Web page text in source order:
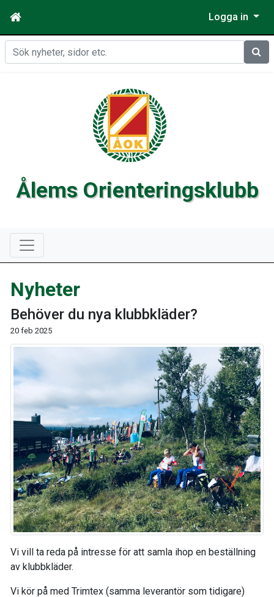
Logga in
Sök
Ålems Orienteringsklubb
Nyheter
Behöver du nya klubbkläder?
20 feb 2025
Vi vill ta reda på intresse för att samla ihop en beställning
av klubbkläder.
Vi kör på med Trimtex (samma leverantör som tidigare)